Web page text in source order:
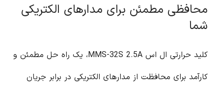
محافظی مطمئن برای مدارهای الکتریکی
شما
کلید حرارتی ال اس MMS-32S 2.5A، یک راه حل مطمئن و
کارآمد برای محافظت از مدارهای الکتریکی در برابر جریان